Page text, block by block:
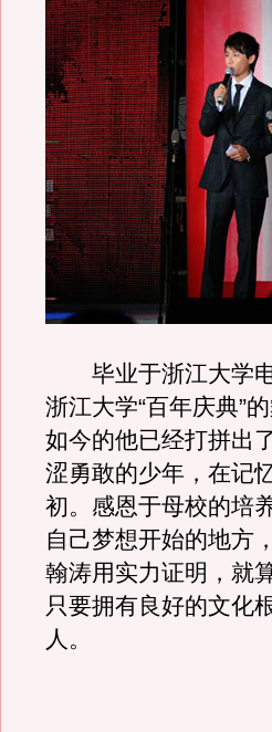
毕业于浙江大学电
浙江大学“百年庆典”
如今的他已经打拼出
涩勇敢的少年，在记
初。感恩于母校的培
自己梦想开始的地方
翰涛用实力证明，就
只要拥有良好的文化
人。